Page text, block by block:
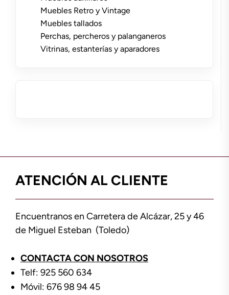
Muebles Retro y Vintage
Muebles tallados
Perchas, percheros y palanganeros
Vitrinas, estanterías y aparadores
ATENCIÓN AL CLIENTE
Encuentranos en Carretera de Alcázar, 25 y 46
de Miguel Esteban (Toledo)
CONTACTA CON NOSOTROS
Telf: 925 560 634
Móvil: 676 98 94 45